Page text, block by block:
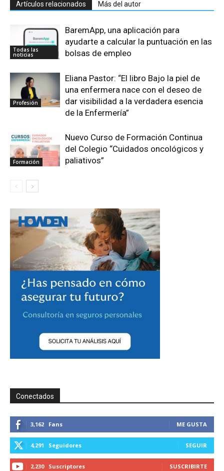
Artículos relacionados Más del autor
Todas las
noticias
BaremApp, una aplicación para
ayudarte a calcular la puntuación en las
bolsas de empleo
Profesión
Eliana Pastor: “El libro Bajo la piel de
una enfermera nace con el deseo de
dar visibilidad a la verdadera esencia
de la Enfermería”
Formación
Nuevo Curso de Formación Continua
del Colegio “Cuidados oncológicos y
paliativos”
Conectados
3,162 Fans ME GUSTA
4,291 Seguidores SEGUIR
2,230 Suscriptores SUSCRIBIRTE